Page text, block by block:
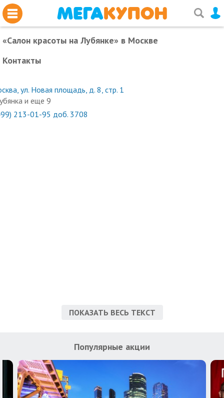
«Салон красоты на Лубянке» в Москве
Контакты
ул. Новая площадь, д. 8, стр. 1
и еще 9
213-01-95 доб. 3708
ПОКАЗАТЬ ВЕСЬ ТЕКСТ
Популярные акции